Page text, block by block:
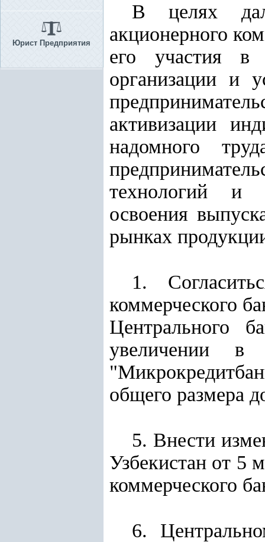
Юрист Предприятия
В целях
акционерного
его участия в
организации и
активизации
надомного
технологий и
освоения
рынках
1.
коммерческого
Центрального
увеличении в
общего размера
5. Внести
Узбекистан от 5
коммерческого
6.